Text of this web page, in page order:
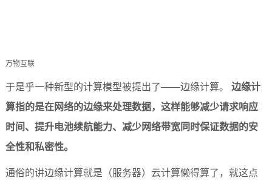
万物互联
于是乎一种新型的计算模型被提出了——边缘计算。 边缘计
算指的是在网络的边缘来处理数据，这样能够减少请求响应
时间、提升电池续航能力、减少网络带宽同时保证数据的安
全性和私密性。
通俗的讲边缘计算就是（服务器）云计算懒得算了，就这点